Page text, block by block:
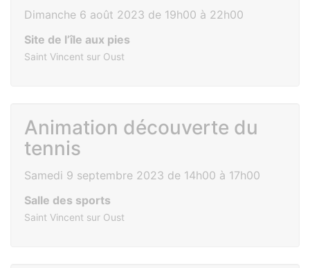
Dimanche 6 août 2023 de 19h00 à 22h00
Site de l’île aux pies
Saint Vincent sur Oust
Animation découverte du
tennis
Samedi 9 septembre 2023 de 14h00 à 17h00
Salle des sports
Saint Vincent sur Oust